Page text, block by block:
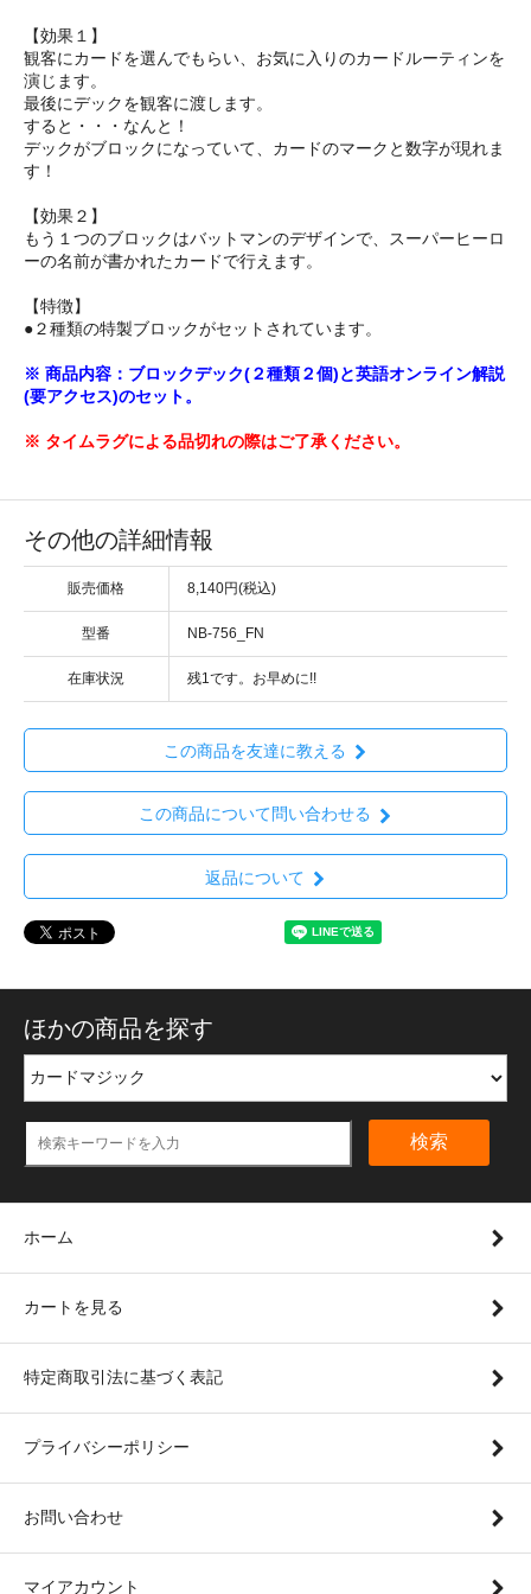
【効果１】
観客にカードを選んでもらい、お気に入りのカードルーティンを
演じます。
最後にデックを観客に渡します。
すると・・・なんと！
デックがブロックになっていて、カードのマークと数字が現れま
す！
【効果２】
もう１つのブロックはバットマンのデザインで、スーパーヒーロ
ーの名前が書かれたカードで行えます。
【特徴】
●２種類の特製ブロックがセットされています。
※ 商品内容：ブロックデック(２種類２個)と英語オンライン解説
(要アクセス)のセット。
※ タイムラグによる品切れの際はご了承ください。
その他の詳細情報
販売価格 8,140円(税込)
型番 NB-756_FN
在庫状況 残1です。お早めに!!
この商品を友達に教える
この商品について問い合わせる
返品について
ほかの商品を探す
検索
ホーム
カートを見る
特定商取引法に基づく表記
プライバシーポリシー
お問い合わせ
マイアカウント